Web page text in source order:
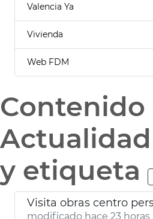
Valencia Ya
Vivienda
Web FDM
Contenido
Actualidad
y etiqueta
modificado hace 23 horas